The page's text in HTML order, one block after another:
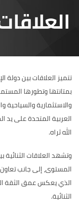
تتميز العلاقات بين دولة
بمتانتها وتطورها
والاستثمارية والسياحية
العربية المتحدة على يد
الله ثراه.
وتشهد العلاقات الثنائية
المستوى، إلى جانب
الذي يعكس عمق الثقة
الثنائية.